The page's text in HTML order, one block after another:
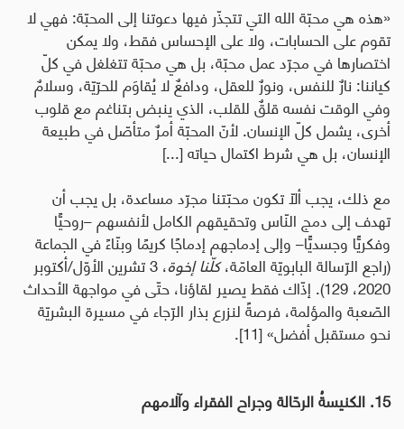
«هذه هي محبّة الله التي تتجذّر فيها دعوتنا إلى المحبّة: فهي لا
تقوم على الحسابات، ولا على الإحساس فقط، ولا يمكن
اختصارها في مجرّد عمل محبّة، بل هي محبّة تتغلغل في كلّ
كياننا: نارٌ للنفس، ونورٌ للعقل، ودافعٌ لا يُقاوَم للحرّيّة، وسلامٌ
وفي الوقت نفسه قلقٌ للقلب، الذي ينبض بتناغم مع قلوب
أخرى، يشمل كلّ الإنسان. لأنّ المحبّة أمرٌ متأصّل في طبيعة
الإنسان، بل هي شرط اكتمال حياته [...]
مع ذلك، يجب ألّا تكون محبّتنا مجرّد مساعدة، بل يجب أن
تهدف إلى دمج النّاس وتحقيقهم الكامل لأنفسهم –روحيًّا
وفكريًّا وجسديًّا– وإلى إدماجهم إدماجًا كريمًا وبنّاءً في الجماعة
(راجع الرّسالة البابويّة العامّة،كلّنا إخوة، 3 تشرين الأوّل/أكتوبر
2020، 129). إذّاك فقط يصير لقاؤنا، حتّى في مواجهة الأحداث
الصّعبة والمؤلمة، فرصةً لنزرع بذار الرّجاء في مسيرة البشريّة
نحو مستقبل أفضل» [11].
15. الكنيسةُ الرحّالة وجراح الفقراء وآلامهم